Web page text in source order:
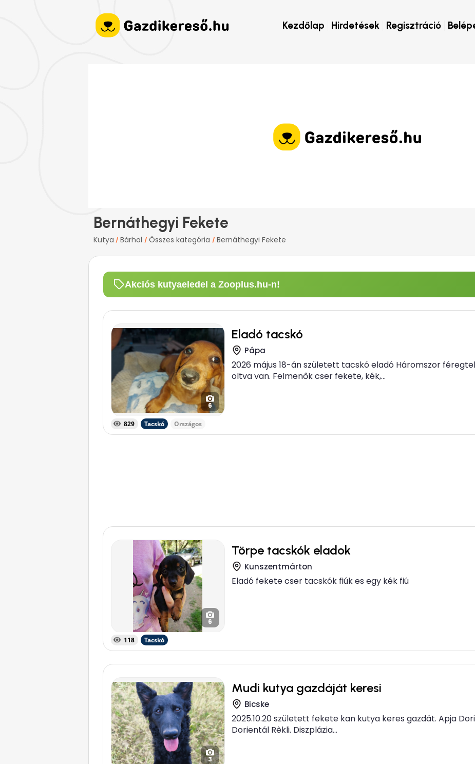
Regisztráció
Hirdetések
Kezdőlap
Bernáthegyi Fekete
Kutya / Bárhol / Összes kategória / Bernáthegyi Fekete
Akciós kutyaeledel a Zooplus.hu-n!
6
Eladó tacskó
Pápa
2026 május 18-án született tacskó eladó Háromszor
oltva van. Felmenők cser fekete, kék,...
829 Tacskó Országos
6
Törpe tacskók eladok
Kunszentmárton
Eladó fekete cser tacskók fiúk es egy kék fiú
118 Tacskó
3
Mudi kutya gazdáját keresi
Bicske
2025.10.20 született fekete kan kutya keres gazdát. Apja
Dorientál Rèkli. Diszplázia...